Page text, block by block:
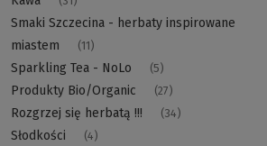
Smaki Szczecina - herbaty inspirowane
miastem
(11)
Sparkling Tea - NoLo (5)
Produkty Bio/Organic (27)
Rozgrzej się herbatą !!! (34)
Słodkości (4)